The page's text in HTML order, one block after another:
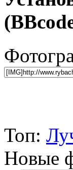
Топ:
Новые